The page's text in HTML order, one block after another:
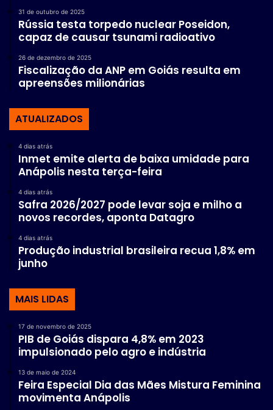
31 de outubro de 2025
Rússia testa torpedo nuclear Poseidon,
capaz de causar tsunami radioativo
26 de dezembro de 2025
Fiscalização da ANP em Goiás resulta em
apreensões milionárias
ATUALIZADOS
4 dias atrás
Inmet emite alerta de baixa umidade para
Anápolis nesta terça-feira
4 dias atrás
Safra 2026/2027 pode levar soja e milho a
novos recordes, aponta Datagro
4 dias atrás
Produção industrial brasileira recua 1,8% em
junho
MAIS LIDAS
17 de novembro de 2025
PIB de Goiás dispara 4,8% em 2023
impulsionado pelo agro e indústria
13 de maio de 2024
Feira Especial Dia das Mães Mistura Feminina
movimenta Anápolis